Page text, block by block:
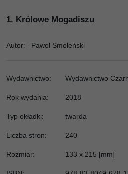
1. Królowe Mogadiszu
Autor: Paweł Smoleński
Wydawnictwo: Wydawnictwo
Rok wydania: 2018
Typ okładki: twarda
Liczba stron: 240
Rozmiar: 133 x 215 [mm]